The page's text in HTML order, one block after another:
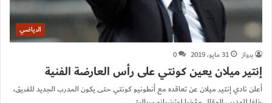
الرياضي
برواز
31 مايو، 2019 0
إنتير ميلان يعين كونتي على رأس العارضة الفنية
أعلن نادي إنتير ميلان عن تعاقده مع أنطونيو كونتي حتى يكون المدرب الجديد للفريق،